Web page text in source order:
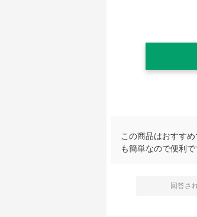
この商品はおすす
も簡単なので便利で
回答さ